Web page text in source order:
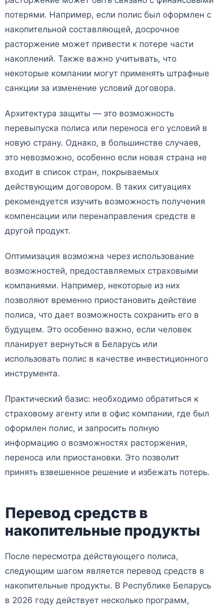
потерями. Например, если полис был оформлен с
накопительной составляющей, досрочное
расторжение может привести к потере части
накоплений. Также важно учитывать, что
некоторые компании могут применять штрафные
санкции за изменение условий договора.
Архитектура защиты — это возможность
перевыпуска полиса или переноса его условий в
новую страну. Однако, в большинстве случаев,
это невозможно, особенно если новая страна не
входит в список стран, покрываемых
действующим договором. В таких ситуациях
рекомендуется изучить возможность получения
компенсации или перенаправления средств в
другой продукт.
Оптимизация возможна через использование
возможностей, предоставляемых страховыми
компаниями. Например, некоторые из них
позволяют временно приостановить действие
полиса, что дает возможность сохранить его в
будущем. Это особенно важно, если человек
планирует вернуться в Беларусь или
использовать полис в качестве инвестиционного
инструмента.
Практический базис: необходимо обратиться к
страховому агенту или в офис компании, где был
оформлен полис, и запросить полную
информацию о возможностях расторжения,
переноса или приостановки. Это позволит
принять взвешенное решение и избежать потерь.
Перевод средств в
накопительные продукты
После пересмотра действующего полиса,
следующим шагом является перевод средств в
накопительные продукты. В Республике Беларусь
в 2026 году действует несколько программ,